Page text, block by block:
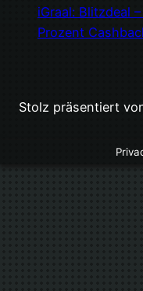
iGraal: Blitzdeal
Prozent
Stolz präsentiert